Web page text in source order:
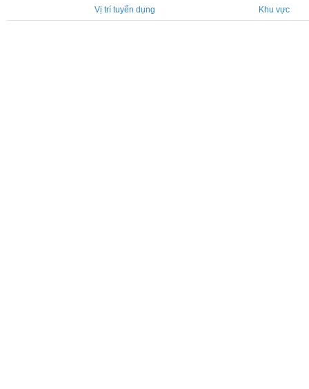
Vị trí tuyển dụng Khu vực